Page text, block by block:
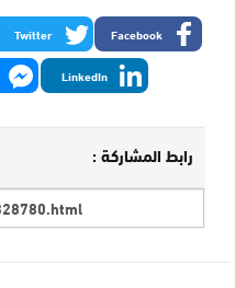
Facebook
Twitter
LinkedIn
رابط المشاركة :